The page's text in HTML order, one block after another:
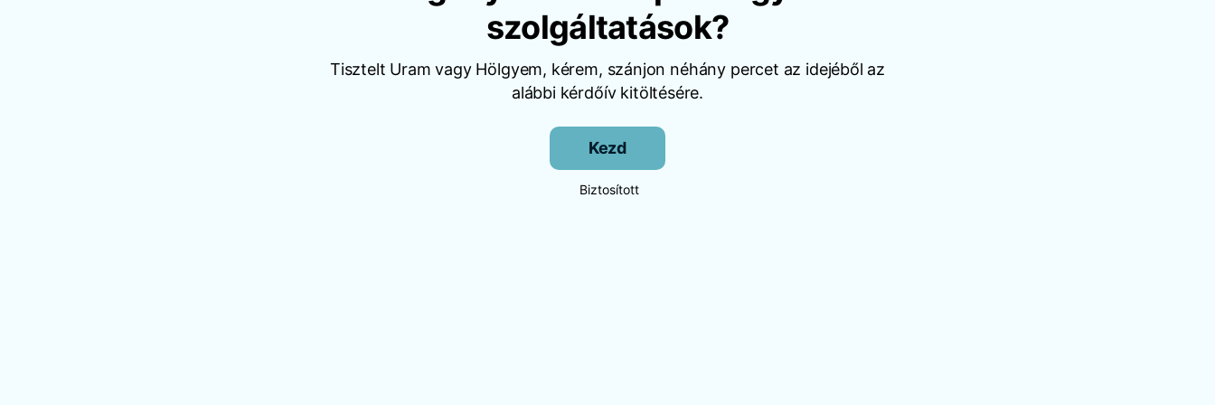
szolgáltatások?
Tisztelt Uram vagy Hölgyem, kérem, szánjon néhány percet az idejéből az
alábbi kérdőív kitöltésére.
Kezd
Biztosított